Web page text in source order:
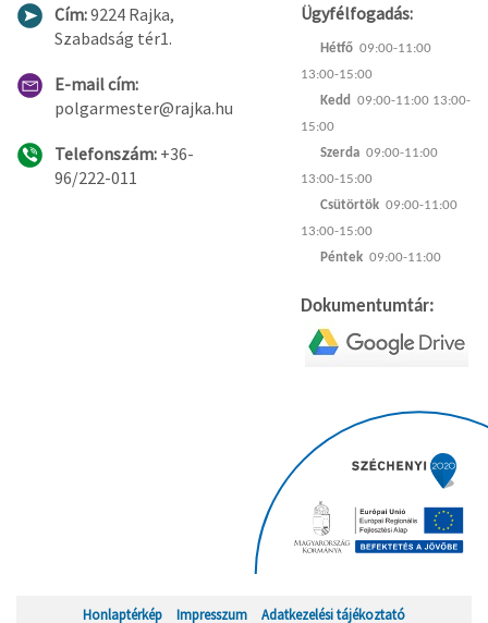
Cím:9224 Rajka,
Szabadság tér1.
E-mail cím:
polgarmester@rajka.hu
Telefonszám: +36-
96/222-011
Ügyfélfogadás:
Hétfő 09:00-11:00
13:00-15:00
Kedd
09:00-11:00 13:00-
15:00
Szerda 09:00-11:00
13:00-15:00
Csütörtök 09:00-11:00
13:00-15:00
Péntek 09:00-11:00
Dokumentumtár:
Honlaptérkép Impresszum Adatkezelési tájékoztató